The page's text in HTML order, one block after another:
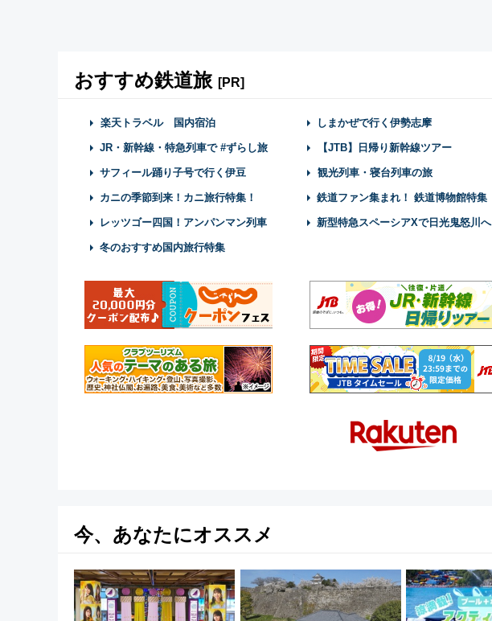
おすすめ鉄道旅 [PR]
楽天トラベル 国内宿泊 しまかぜで行く伊勢志摩
JR・新幹線・特急列車で #ずらし旅 【JTB】日帰り新幹線ツアー
サフィール踊り子号で行く伊豆 観光列車・寝台列車の旅
カニの季節到来！カニ旅行特集！ 鉄道ファン集まれ！ 鉄道博物館特集
レッツゴー四国！アンパンマン列車 新型特急スペーシアXで日光鬼怒川へ
冬のおすすめ国内旅行特集
今、あなたにオススメ